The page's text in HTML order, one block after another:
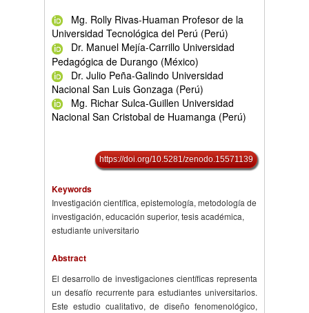
Mg. Rolly Rivas-Huaman Profesor de la
Universidad Tecnológica del Perú (Perú)
Dr. Manuel Mejía-Carrillo Universidad
Pedagógica de Durango (México)
Dr. Julio Peña-Galindo Universidad
Nacional San Luis Gonzaga (Perú)
Mg. Richar Sulca-Guillen Universidad
Nacional San Cristobal de Huamanga (Perú)
https://doi.org/10.5281/zenodo.15571139
Keywords
Investigación científica, epistemología, metodología de
investigación, educación superior, tesis académica,
estudiante universitario
Abstract
El desarrollo de investigaciones científicas representa
un desafío recurrente para estudiantes universitarios.
Este estudio cualitativo, de diseño fenomenológico,